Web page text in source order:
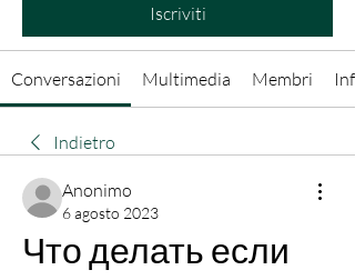
Iscriviti
Conversazioni Multimedia Membri Info
Indietro
Anonimo
6 agosto 2023
Что делать если